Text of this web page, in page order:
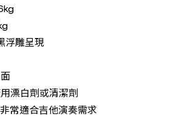
浮雕呈現
漂白劑或清潔劑
常適合吉他演奏需求